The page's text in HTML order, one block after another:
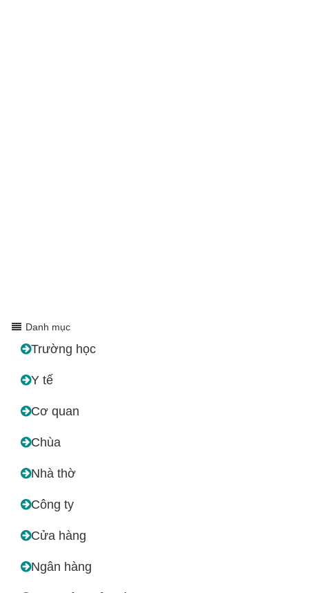
Danh mục
Trường học
Y tế
Cơ quan
Chùa
Nhà thờ
Công ty
Cửa hàng
Ngân hàng